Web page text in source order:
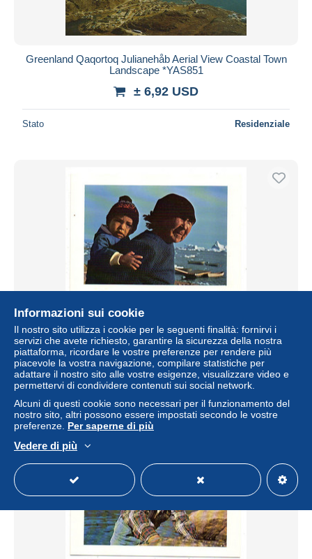
Greenland Qaqortoq Julianehåb Aerial View Coastal Town
Landscape *YAS851
± 6,92 USD
Stato Residenziale
GROENLAND--Phot Peter Juul --Enfant et mère
..............carte double ..............à saisir
± 0,72 USD
Stato Residenziale
Informazioni sui cookie
Il nostro sito utilizza i cookie per le seguenti finalità: fornirvi i
servizi che avete richiesto, garantire la sicurezza della nostra
piattaforma, ricordare le vostre preferenze per rendere più
piacevole la vostra navigazione, compilare statistiche per
adattare il nostro sito alle vostre esigenze, visualizzare video e
permettervi di condividere contenuti sui social network.
Alcuni di questi cookie sono necessari per il funzionamento del
nostro sito, altri possono essere impostati secondo le vostre
preferenze. Per saperne di più
Vedere di più